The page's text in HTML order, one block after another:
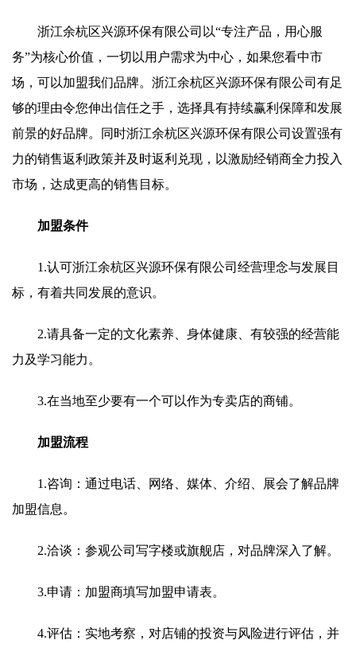
浙江余杭区兴源环保有限公司以“专注产品，用心服
务”为核心价值，一切以用户需求为中心，如果您看中市
场，可以加盟我们品牌。浙江余杭区兴源环保有限公司有足
够的理由令您伸出信任之手，选择具有持续赢利保障和发展
前景的好品牌。同时浙江余杭区兴源环保有限公司设置强有
力的销售返利政策并及时返利兑现，以激励经销商全力投入
市场，达成更高的销售目标。
加盟条件
1.认可浙江余杭区兴源环保有限公司经营理念与发展目
标，有着共同发展的意识。
2.请具备一定的文化素养、身体健康、有较强的经营能
力及学习能力。
3.在当地至少要有一个可以作为专卖店的商铺。
加盟流程
1.咨询：通过电话、网络、媒体、介绍、展会了解品牌
加盟信息。
2.洽谈：参观公司写字楼或旗舰店，对品牌深入了解。
3.申请：加盟商填写加盟申请表。
4.评估：实地考察，对店铺的投资与风险进行评估，并